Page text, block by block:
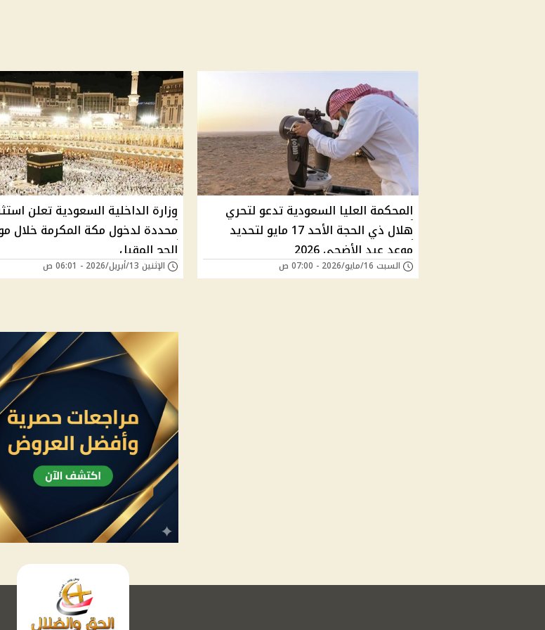
المحكمة العليا السعودية تدعو لتحري
هلال ذي الحجة الأحد 17 مايو لتحديد
موعد عيد الأضحى 2026
السبت 16/مايو/2026 - 07:00 ص
وزارة الداخلية السعودية تعلن
محددة لدخول مكة المكرمة خلال
الحج المقبل
الإثنين 13/أبريل/2026 - 06:01 ص